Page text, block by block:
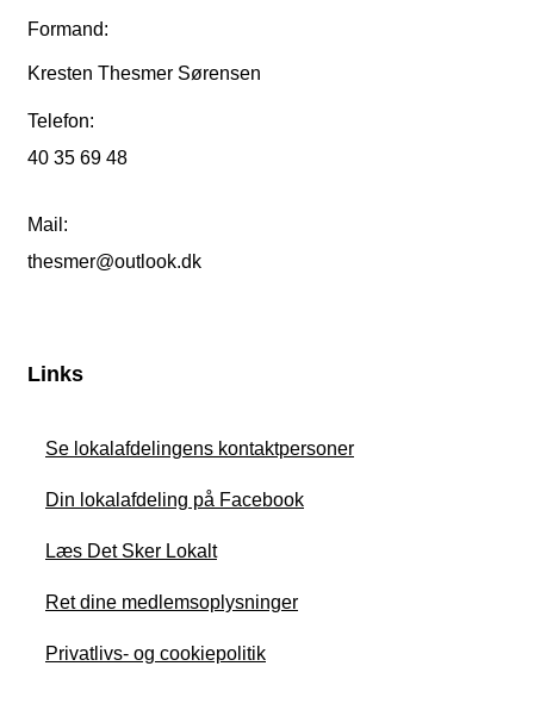
Formand:
Kresten Thesmer Sørensen
Telefon:
40 35 69 48
Mail:
thesmer@outlook.dk
Links
Se lokalafdelingens kontaktpersoner
Din lokalafdeling på Facebook
Læs Det Sker Lokalt
Ret dine medlemsoplysninger
Privatlivs- og cookiepolitik